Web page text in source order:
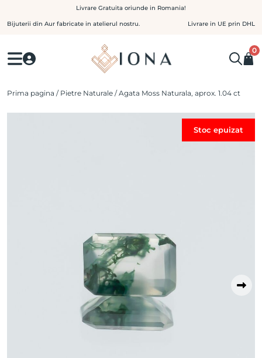
to
Livrare Gratuita oriunde in Romania!
Bijuterii din Aur fabricate in atelierul nostru. Livrare in UE prin DHL
0
Prima pagina / Pietre Naturale / Agata Moss Naturala, aprox. 1.04 ct
Stoc epuizat